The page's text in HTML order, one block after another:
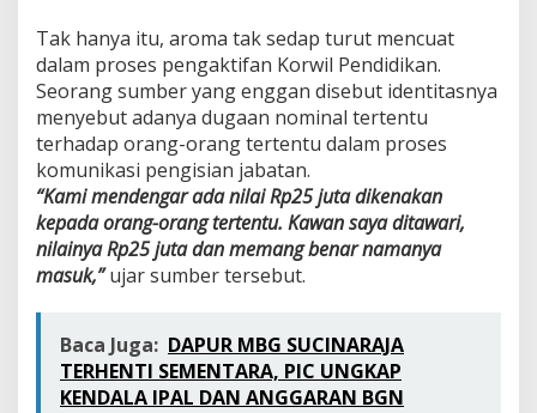
Tak hanya itu, aroma tak sedap turut mencuat
dalam proses pengaktifan Korwil Pendidikan.
Seorang sumber yang enggan disebut identitasnya
menyebut adanya dugaan nominal tertentu
terhadap orang-orang tertentu dalam proses
komunikasi pengisian jabatan.
“Kami mendengar ada nilai Rp25 juta dikenakan
kepada orang-orang tertentu. Kawan saya ditawari,
nilainya Rp25 juta dan memang benar namanya
masuk,”ujar sumber tersebut.
Baca Juga: DAPUR MBG SUCINARAJA
TERHENTI SEMENTARA, PIC UNGKAP
KENDALA IPAL DAN ANGGARAN BGN